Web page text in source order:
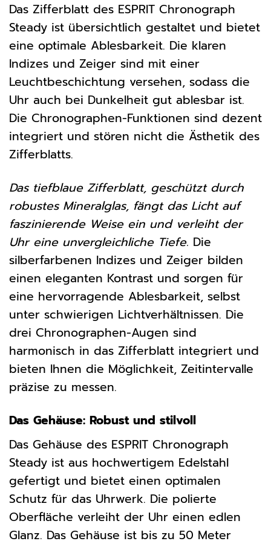
Das Zifferblatt des ESPRIT Chronograph
Steady ist übersichtlich gestaltet und bietet
eine optimale Ablesbarkeit. Die klaren
Indizes und Zeiger sind mit einer
Leuchtbeschichtung versehen, sodass die
Uhr auch bei Dunkelheit gut ablesbar ist.
Die Chronographen-Funktionen sind dezent
integriert und stören nicht die Ästhetik des
Zifferblatts.
Das tiefblaue Zifferblatt, geschützt durch
robustes Mineralglas, fängt das Licht auf
faszinierende Weise ein und verleiht der
Uhr eine unvergleichliche Tiefe. Die
silberfarbenen Indizes und Zeiger bilden
einen eleganten Kontrast und sorgen für
eine hervorragende Ablesbarkeit, selbst
unter schwierigen Lichtverhältnissen. Die
drei Chronographen-Augen sind
harmonisch in das Zifferblatt integriert und
bieten Ihnen die Möglichkeit, Zeitintervalle
präzise zu messen.
Das Gehäuse: Robust und stilvoll
Das Gehäuse des ESPRIT Chronograph
Steady ist aus hochwertigem Edelstahl
gefertigt und bietet einen optimalen
Schutz für das Uhrwerk. Die polierte
Oberfläche verleiht der Uhr einen edlen
Glanz. Das Gehäuse ist bis zu 50 Meter